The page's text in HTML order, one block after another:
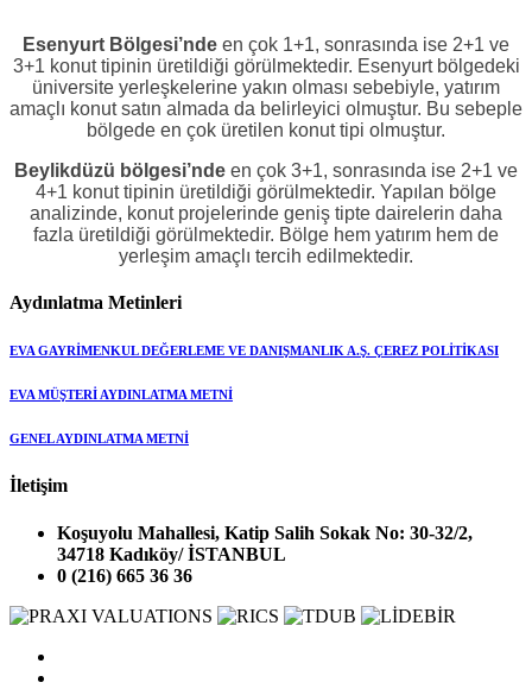
Esenyurt Bölgesi’nde en çok 1+1, sonrasında ise 2+1 ve
3+1 konut tipinin üretildiği görülmektedir. Esenyurt bölgedeki
üniversite yerleşkelerine yakın olması sebebiyle, yatırım
amaçlı konut satın almada da belirleyici olmuştur. Bu sebeple
bölgede en çok üretilen konut tipi olmuştur.
Beylikdüzü bölgesi’nde en çok 3+1, sonrasında ise 2+1 ve
4+1 konut tipinin üretildiği görülmektedir. Yapılan bölge
analizinde, konut projelerinde geniş tipte dairelerin daha
fazla üretildiği görülmektedir. Bölge hem yatırım hem de
yerleşim amaçlı tercih edilmektedir.
Aydınlatma Metinleri
EVA GAYRİMENKUL DEĞERLEME VE DANIŞMANLIK A.Ş. ÇEREZ POLİTİKASI
EVA MÜŞTERİ AYDINLATMA METNİ
GENEL AYDINLATMA METNİ
İletişim
Koşuyolu Mahallesi, Katip Salih Sokak No: 30-32/2,
34718 Kadıköy/ İSTANBUL
0 (216) 665 36 36